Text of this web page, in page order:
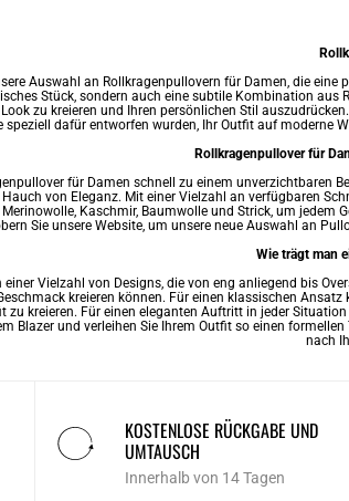
Auswahl an Rollkragenpullovern für Damen, die
Stück, sondern auch eine subtile Kombination
zu kreieren und Ihren persönlichen Stil
dafür entworfen wurden, Ihr Outfit auf moderne
Rollkragenpullover für
für Damen schnell zu einem unverzichtbaren
von Eleganz. Mit einer Vielzahl an verfügbaren
Kaschmir, Baumwolle und Strick, um
Sie unsere Website, um unsere neue Auswahl an
Wie trägt man
Vielzahl von Designs, die von eng anliegend bis
kreieren können. Für einen klassischen
zu kreieren. Für einen eleganten Auftritt in jeder
Blazer und verleihen Sie Ihrem Outfit so einen
nach
KOSTENLOSE RÜCKGABE UND
UMTAUSCH
Innerhalb von 14 Tagen